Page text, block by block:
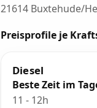
21614 Buxtehude/
Preisprofile je
Diesel
Beste Zeit im
11 - 12h